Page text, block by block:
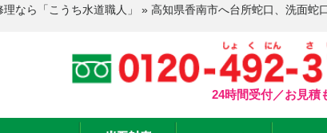
なら「こうち水道職人」 » 高知県香南市へ台所蛇口、洗面蛇
24時間受付／お見積